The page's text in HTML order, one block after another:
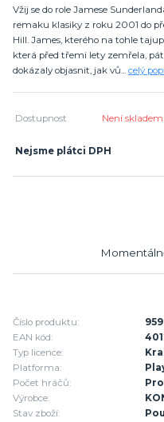
Vžij se do role Jamese
remaku klasiky z roku 2001 do
Hill. James, kterého na tohle
která před třemi lety zemřela,
dokázaly objasnit, jak vů... celý
Dostupnost Není skladem
Nejsme plátci DPH
Číslo produktu:
959
EAN kód:
Typ licence:
Platforma:
Počet hráčů:
Výrobce:
Stav zboží: